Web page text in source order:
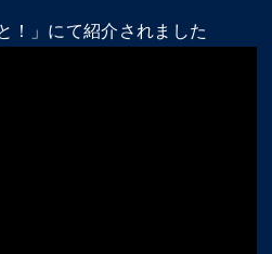
！」にて紹介されました